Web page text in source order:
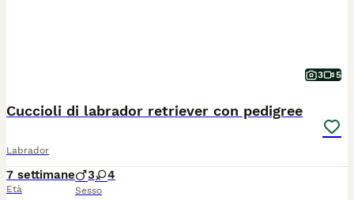
3 5
Cuccioli di labrador retriever con pedigree
Labrador
7 settimane
Età
3 4
Sesso